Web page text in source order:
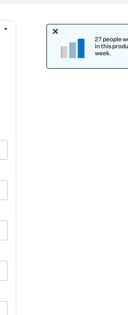
27 people
in this
week.